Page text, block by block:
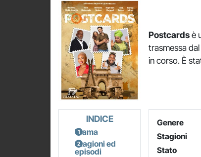
Postcardsè
trasmessa
in corso. È
INDICE
Trama
Stagioni ed
episodi
Genere
Stagioni
Stato